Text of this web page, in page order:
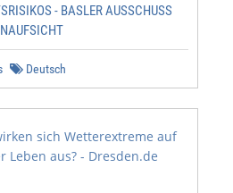
- BASLER AUSSCHUSS
Deutsch